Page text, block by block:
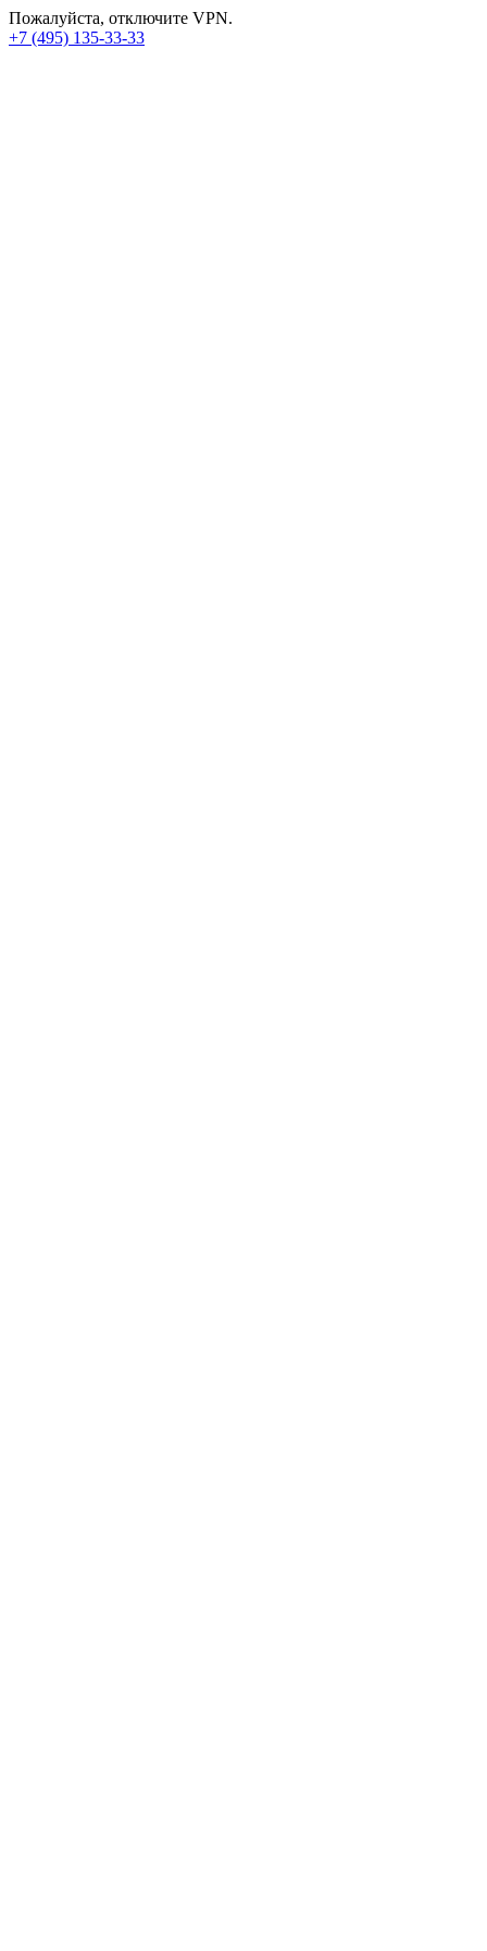
Пожалуйста, отключите VPN.
+7 (495) 135-33-33